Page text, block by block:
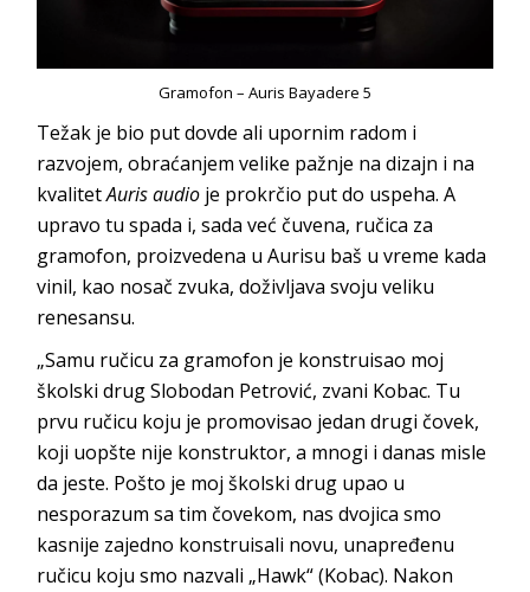
Gramofon – Auris Bayadere 5
Težak je bio put dovde ali upornim radom i
razvojem, obraćanjem velike pažnje na dizajn i na
kvalitetAuris audio je prokrčio put do uspeha. A
upravo tu spada i, sada već čuvena, ručica za
gramofon, proizvedena u Aurisu baš u vreme kada
vinil, kao nosač zvuka, doživljava svoju veliku
renesansu.
„Samu ručicu za gramofon je konstruisao moj
školski drug Slobodan Petrović, zvani Kobac. Tu
prvu ručicu koju je promovisao jedan drugi čovek,
koji uopšte nije konstruktor, a mnogi i danas misle
da jeste. Pošto je moj školski drug upao u
nesporazum sa tim čovekom, nas dvojica smo
kasnije zajedno konstruisali novu, unapređenu
ručicu koju smo nazvali „Hawk“ (Kobac). Nakon